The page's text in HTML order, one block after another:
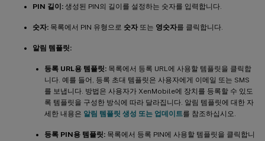
PIN 길이: 생성된 PIN의 길이를 설정하는 숫자를 입력합니다.
숫자: 목록에서 PIN 유형으로 숫자 또는 영숫자를 클릭합니다.
알림 템플릿:
등록 URL용 템플릿: 목록에서 등록 URL에 사용할 템플릿을 클릭합
니다. 예를 들어, 등록 초대 템플릿은 사용자에게 이메일 또는 SMS
를 보냅니다. 방법은 사용자가 XenMobile에 장치를 등록할 수 있도
록 템플릿을 구성한 방식에 따라 달라집니다. 알림 템플릿에 대한 자
세한 내용은 알림 템플릿 생성 또는 업데이트를 참조하십시오.
등록 PIN용 템플릿: 목록에서 등록 PIN에 사용할 템플릿을 클릭합니